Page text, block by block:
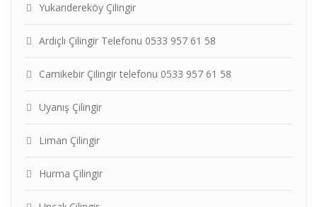
Yukarıdereköy Çilingir
Ardıçlı Çilingir Telefonu 0533 957 61 58
Camikebir Çilingir telefonu 0533 957 61 58
Uyanış Çilingir
Liman Çilingir
Hurma Çilingir